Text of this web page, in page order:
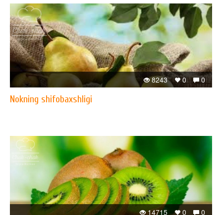
0
0
8243
Nokning shifobaxshligi
0
0
14715